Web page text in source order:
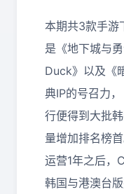
本期共3款手游
是《地下城与
Duck》以及《
典IP的号召力
行便得到大批
量增加排名榜
运营1年之后，
韩国与港澳台